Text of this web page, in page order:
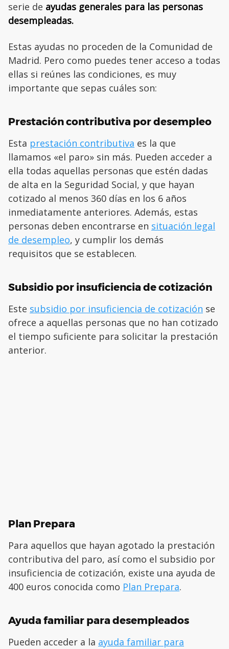
serie de ayudas generales para las personas
desempleadas.
Estas ayudas no proceden de la Comunidad de
Madrid. Pero como puedes tener acceso a todas
ellas si reúnes las condiciones, es muy
importante que sepas cuáles son:
Prestación contributiva por desempleo
Esta prestación contributiva es la que
llamamos «el paro» sin más. Pueden acceder a
ella todas aquellas personas que estén dadas
de alta en la Seguridad Social, y que hayan
cotizado al menos 360 días en los 6 años
inmediatamente anteriores. Además, estas
personas deben encontrarse en situación legal
de desempleo, y cumplir los demás
requisitos que se establecen.
Subsidio por insuficiencia de cotización
Este subsidio por insuficiencia de cotización se
ofrece a aquellas personas que no han cotizado
el tiempo suficiente para solicitar la prestación
anterior.
Plan Prepara
Para aquellos que hayan agotado la prestación
contributiva del paro, así como el subsidio por
insuficiencia de cotización, existe una ayuda de
400 euros conocida como Plan Prepara.
Ayuda familiar para desempleados
Pueden acceder a la ayuda familiar para